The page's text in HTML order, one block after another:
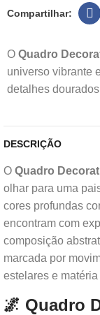
O Quadro
universo vibrante
detalhes
DESCRIÇÃO
O Quadro
olhar para uma
cores profundas
encontram com
composição
marcada por
estelares e
🌌 Quadro